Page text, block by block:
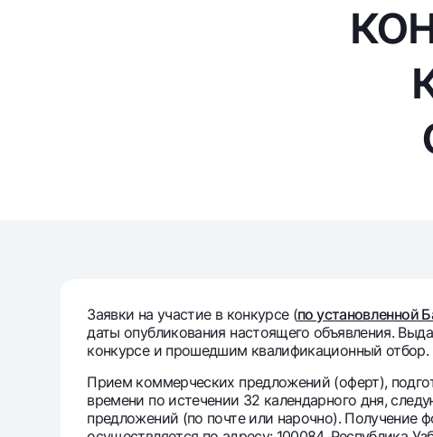
Следите за нами в соцсетях
Заявки на участие в конкурсе (по установленной
даты опубликования настоящего объявления.
конкурсе и прошедшим квалификационный отбор.
Прием коммерческих предложений (оферт),
времени по истечении 32 календарного дня,
предложений (по почте или нарочно). Получение